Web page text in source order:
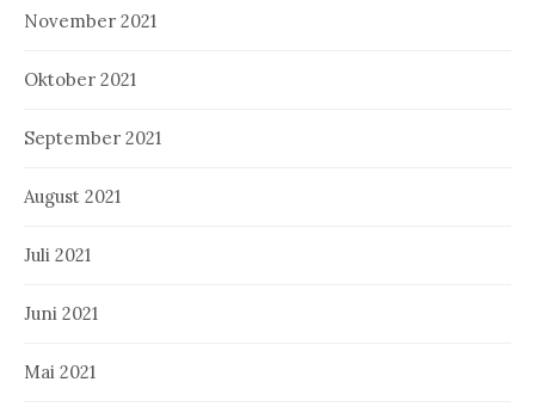
November 2021
Oktober 2021
September 2021
August 2021
Juli 2021
Juni 2021
Mai 2021